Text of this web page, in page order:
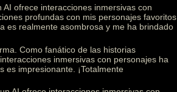
ofrece interacciones inmersivas con
profundas con mis personajes favoritos
es realmente asombrosa y me ha brindado
Como fanático de las historias
inmersivas con personajes ha
es impresionante. ¡Totalmente